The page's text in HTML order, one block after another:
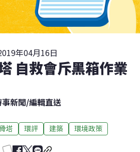
年04月16日
自救會斥黑箱作業
事新聞/編輯直送
塔 環評 建築 環境政策